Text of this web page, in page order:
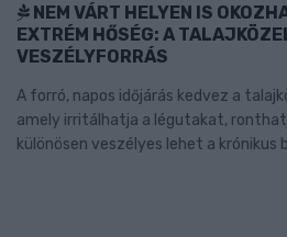
NEM VÁRT HELYEN IS
EXTRÉM HŐSÉG: A
VESZÉLYFORRÁS
A forró, napos időjárás kedvez a
amely irritálhatja a légutakat,
különösen veszélyes lehet a krónikus